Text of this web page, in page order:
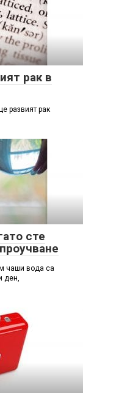
рак в
развият рак
сте
чаши вода са
ден,